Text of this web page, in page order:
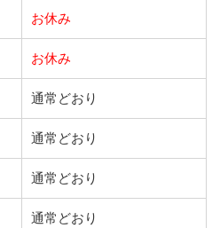
お休み
お休み
通常どおり
通常どおり
通常どおり
通常どおり